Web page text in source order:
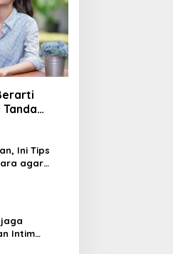
Tanda
Ini Tips
agar
Terhindar
Intim
Perawatan